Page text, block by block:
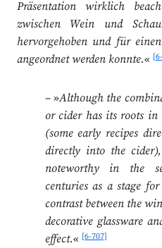
Präsentation wirklich
zwischen Wein und
hervorgehoben und für
angeordnet werden konnte.«
– »Although the
or cider has its roots in
(some early recipes
directly into the
noteworthy in the
centuries as a stage
contrast between the
decorative glassware
effect.«[6-707]